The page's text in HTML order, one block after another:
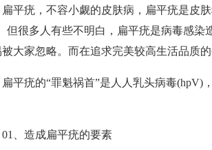
疣，不容小觑的皮肤病，扁平疣是皮肤
但很多人有些不明白，扁平疣是病毒感
大家忽略。而在追求完美较高生活品质
疣的“罪魁祸首”是人人乳头病毒(hpV)
造成扁平疣的要素